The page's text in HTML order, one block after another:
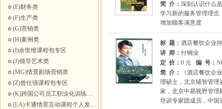
(E)财务类
(F)生产类
(G)营销类
(H)案例类
(I)余世维课程包专区
(J)领导艺术类
(MG)情景剧场营销类
(Z)曾仕强课程包专区
(K)跨国公司员工职业化训练高级互动课程
(LA)卡通情景互动课程个人发展类
简 介： 深刻认识什么
学习新的服务管理理念
增加顾客满意度
标 题： 酒店餐饮企业
讲 师： 付钢业
定 价： 0 元 编 号：
简 介：
《酒店餐饮企
理硕士，北京辅智管理
家，北京中易视野管理
培训专家团成员，中国